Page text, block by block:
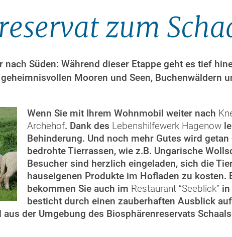
zum
Süden: Während dieser Etappe geht es tief
Mooren und Seen, Buchenwäldern
Wenn Sie mit Ihrem Wohnmobil weiter nach
Archehof. Dank des Lebenshilfewerk Hagenow
Behinderung. Und noch mehr Gutes wird
bedrohte Tierrassen, wie z.B. Ungarische
Besucher sind herzlich eingeladen, sich die
hauseigenen Produkte im Hofladen zu kosten.
bekommen Sie auch im Restaurant “Seeblick” in
besticht durch einen zauberhaften Ausblick
der Umgebung des Biosphärenreservats